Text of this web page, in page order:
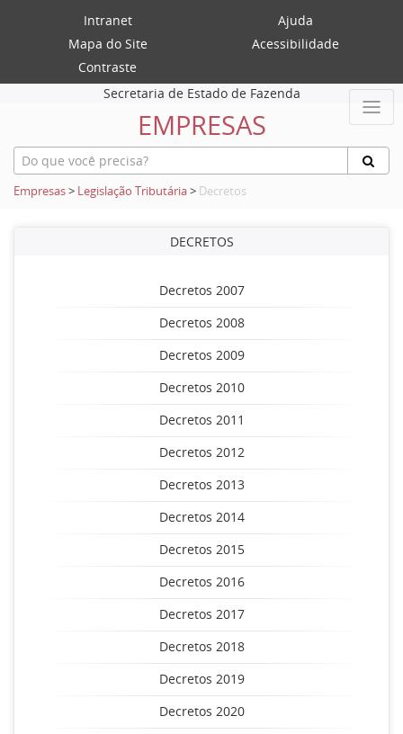
Intranet
Ajuda
Mapa do Site
Acessibilidade
Contraste
Secretaria de Estado de Fazenda
EMPRESAS
Empresas> Legislação Tributária> Decretos
DECRETOS
Decretos 2007
Decretos 2008
Decretos 2009
Decretos 2010
Decretos 2011
Decretos 2012
Decretos 2013
Decretos 2014
Decretos 2015
Decretos 2016
Decretos 2017
Decretos 2018
Decretos 2019
Decretos 2020